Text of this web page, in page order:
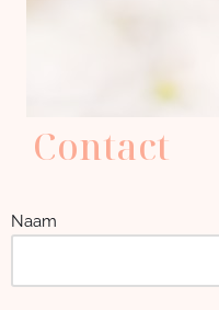
Contact
Naam